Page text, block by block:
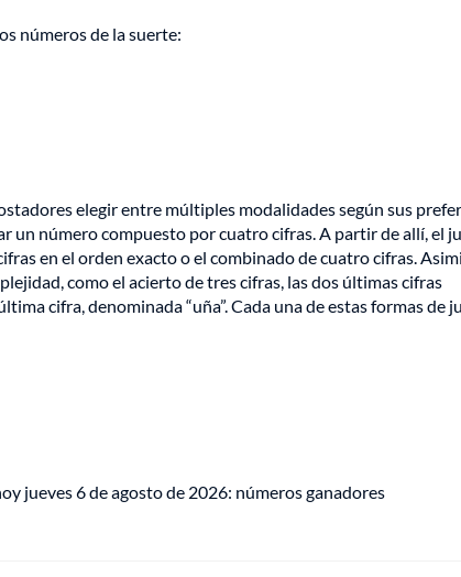
números de la suerte:
elegir entre múltiples modalidades según sus
un número compuesto por cuatro cifras. A partir de allí, el
en el orden exacto o el combinado de cuatro cifras.
como el acierto de tres cifras, las dos últimas cifras
cifra, denominada “uña”. Cada una de estas formas de
jueves 6 de agosto de 2026: números ganadores